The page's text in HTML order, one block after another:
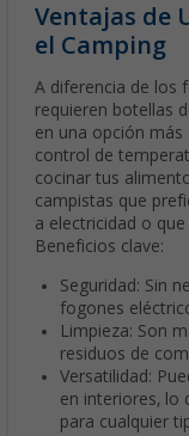
Ventajas de
el Camping
A diferencia de los
requieren botellas
en una opción más
control de
cocinar tus
campistas que
a electricidad o
Beneficios clave:
Seguridad: Sin
fogones
Limpieza: Son
residuos de
Versatilidad:
en interiores, lo
para cualquier